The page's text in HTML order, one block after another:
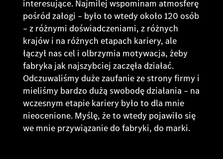
interesujące. Najmilej wspominam atmosferę
pośród załogi – było to wtedy około 120 osób
– z różnymi doświadczeniami, z różnych
krajów i na różnych etapach kariery, ale
łączył nas cel i olbrzymia motywacja, żeby
fabryka jak najszybciej zaczęła działać.
Odczuwaliśmy duże zaufanie ze strony firmy i
mieliśmy bardzo dużą swobodę działania – na
wczesnym etapie kariery było to dla mnie
nieocenione. Myślę, że to wtedy pojawiło się
we mnie przywiązanie do fabryki, do marki.